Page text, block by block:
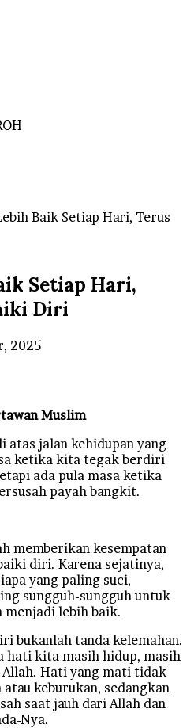
Baik Setiap Hari, Terus
Setiap Hari,
Diri
2025
Muslim
atas jalan kehidupan yang
ketika kita tegak berdiri
ada pula masa ketika
payah bangkit.
memberikan kesempatan
diri. Karena sejatinya,
yang paling suci,
sungguh-sungguh untuk
menjadi lebih baik.
bukanlah tanda kelemahan.
hati kita masih hidup, masih
Hati yang mati tidak
keburukan, sedangkan
saat jauh dari Allah dan
Nya.